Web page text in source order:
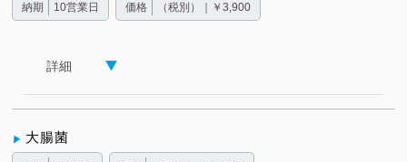
納期 10営業日 価格 （税別）｜￥3,900
詳細
大腸菌